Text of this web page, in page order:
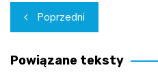
Nawigacja
wpisu
Poprzedni
Powiązane teksty